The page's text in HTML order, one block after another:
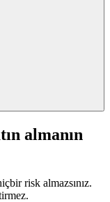
almanın
risk almazsınız.